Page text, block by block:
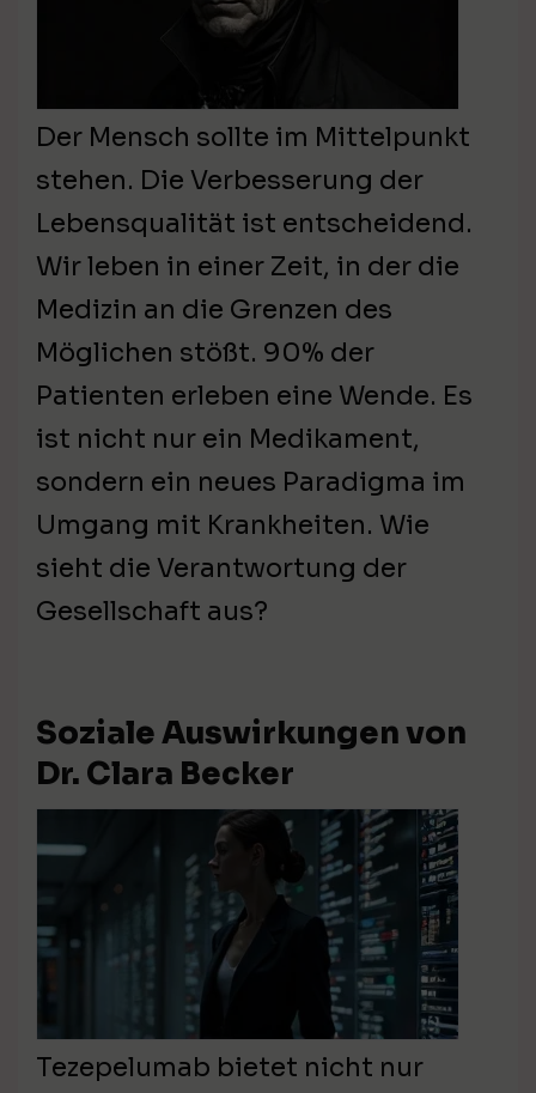
Der Mensch sollte im Mittelpunkt
stehen. Die Verbesserung der
Lebensqualität ist entscheidend.
Wir leben in einer Zeit, in der die
Medizin an die Grenzen des
Möglichen stößt. 90% der
Patienten erleben eine Wende. Es
ist nicht nur ein Medikament,
sondern ein neues Paradigma im
Umgang mit Krankheiten. Wie
sieht die Verantwortung der
Gesellschaft aus?
Soziale Auswirkungen von
Dr. Clara Becker
Tezepelumab bietet nicht nur